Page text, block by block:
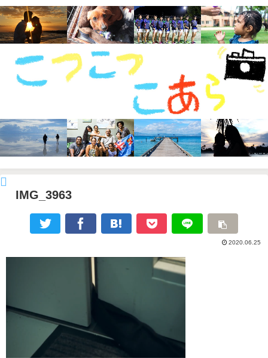
IMG_3963
2020.06.25